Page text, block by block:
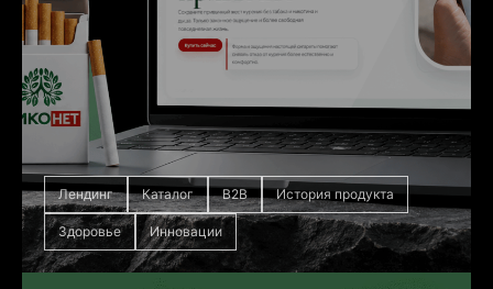
Лендинг Каталог B2B История продукта
Здоровье Инновации